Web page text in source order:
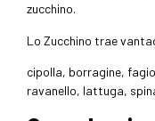
zucchino.
Lo Zucchino trae
cipolla, borragine,
ravanello, lattuga,